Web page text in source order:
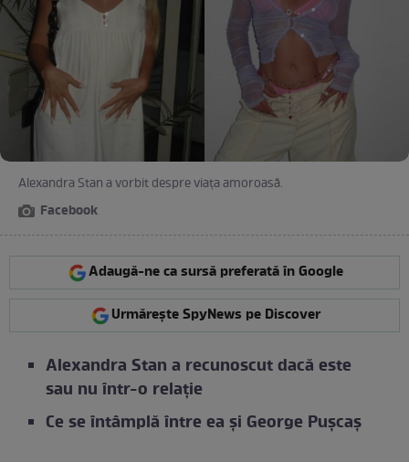
Alexandra Stan a vorbit despre viața amoroasă.
Facebook
Adaugă-ne ca sursă preferată în Google
Urmărește SpyNews pe Discover
Alexandra Stan a recunoscut dacă este
sau nu într-o relație
Ce se întâmplă între ea și George Pușcaș